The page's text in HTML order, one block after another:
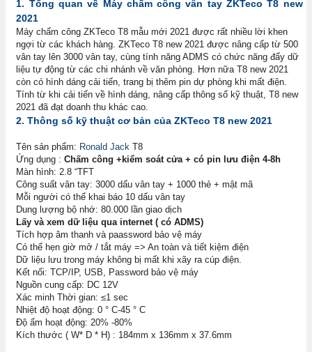
1. Tổng quan về Máy chấm công vân tay ZKTeco T8 new
2021
Máy chấm công ZKTeco T8 mẫu mới 2021 được rất nhiều lời khen
ngợi từ các khách hàng. ZKTeco T8 new 2021 được nâng cấp từ 500
vân tay lên 3000 vân tay, cùng tính năng ADMS có chức năng đẩy dữ
liệu tự động từ các chi nhánh về văn phòng. Hơn nữa T8 new 2021
còn có hình dáng cải tiến, trang bị thêm pin dự phòng khi mất điện.
Tính từ khi cải tiến về hình dáng, nâng cấp thông số kỹ thuật, T8 new
2021 đã đạt doanh thu khác cao.
2. Thông số kỹ thuật cơ bản của ZKTeco T8 new 2021
Tên sản phẩm: Ronald Jack T8
Ứng dụng :Chấm công +kiểm soát cửa + có pin lưu điện 4-8h
Màn hình: 2.8 “TFT
Công suất vân tay: 3000 dấu vân tay + 1000 thẻ + mật mã
Mỗi người có thể khai báo 10 dấu vân tay
Dung lượng bộ nhớ: 80.000 lần giao dịch
Lấy và xem dữ liệu qua internet ( có ADMS)
Tích hợp âm thanh và paassword bảo vệ máy
Có thể hẹn giờ mở / tắt máy => An toàn và tiết kiệm điện
Dữ liệu lưu trong máy không bị mất khi xãy ra cúp điện.
Kết nối: TCP/IP, USB, Password bảo vệ máy
Nguồn cung cấp: DC 12V
Xác minh Thời gian: ≤1 sec
Nhiệt độ hoạt động: 0 ° C-45 ° C
Độ ẩm hoạt động: 20% -80%
Kích thước ( W* D * H) : 184mm x 136mm x 37.6mm